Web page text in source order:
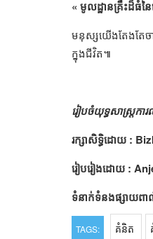
« មូលដ្ឋានគ្រឹះដ៏ធំនៃ
មនុស្សយើងតែងតែច
ក្នុងជីវិត៕
រៀបចំយុទ្ធសាស្រ្ត
រក្សាសិទ្ធិដោយ :
រៀបរៀងដោយ :
ទំនាក់ទំនងផ្សាយព
TAGS: គំនិត